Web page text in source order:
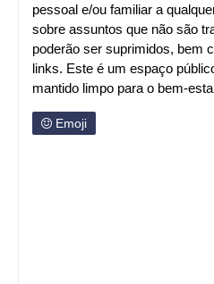
pessoal e/ou familiar a
sobre assuntos que não são
poderão ser suprimidos, bem
links. Este é um espaço
mantido limpo para o bem-
Emoji